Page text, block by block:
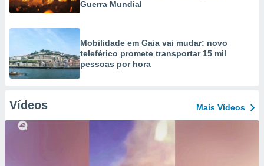
Guerra Mundial
Mobilidade em Gaia vai mudar: novo
teleférico promete transportar 15 mil
pessoas por hora
Vídeos Mais Vídeos